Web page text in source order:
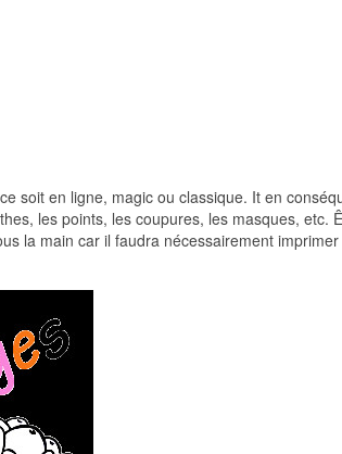
soit en ligne, magic ou classique. It en
les points, les coupures, les masques, etc.
la main car il faudra nécessairement imprimer